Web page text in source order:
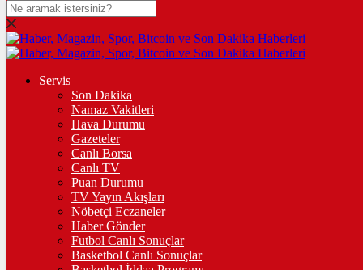
DOLAR
47,7436$% 0.18
% 0.32
STERLİN
% 0.38
GRAM ALTIN
%2,59
ÇEYREK ALTIN
10.912,00%2,62
Servis
Son Dakika
Namaz Vakitleri
Hava Durumu
Gazeteler
Canlı Borsa
Canlı TV
Puan Durumu
TV Yayın Akışları
Nöbetçi Eczaneler
Haber Gönder
Futbol Canlı Sonuçlar
Basketbol Canlı Sonuçlar